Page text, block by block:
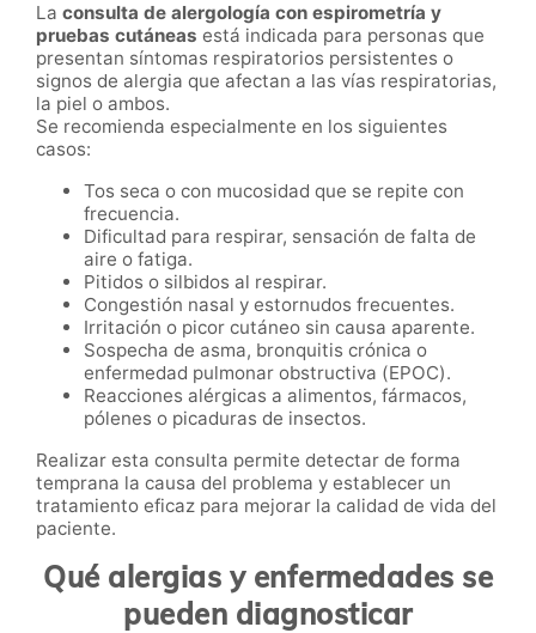
La consulta de alergología con espirometría y
pruebas cutáneas está indicada para personas que
presentan síntomas respiratorios persistentes o
signos de alergia que afectan a las vías respiratorias,
la piel o ambos.
Se recomienda especialmente en los siguientes
casos:
Tos seca o con mucosidad que se repite con
frecuencia.
Dificultad para respirar, sensación de falta de
aire o fatiga.
Pitidos o silbidos al respirar.
Congestión nasal y estornudos frecuentes.
Irritación o picor cutáneo sin causa aparente.
Sospecha de asma, bronquitis crónica o
enfermedad pulmonar obstructiva (EPOC).
Reacciones alérgicas a alimentos, fármacos,
pólenes o picaduras de insectos.
Realizar esta consulta permite detectar de forma
temprana la causa del problema y establecer un
tratamiento eficaz para mejorar la calidad de vida del
paciente.
Qué alergias y enfermedades se
pueden diagnosticar